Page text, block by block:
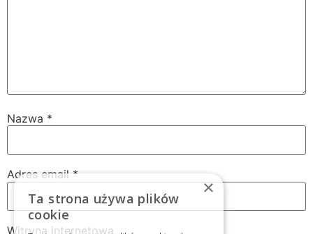
Nazwa *
Adres email *
Witryna internetowa
×
Ta strona używa plików
cookie